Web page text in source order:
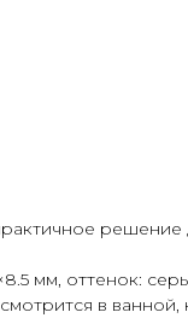
решение
мм, оттенок:
в ванной,